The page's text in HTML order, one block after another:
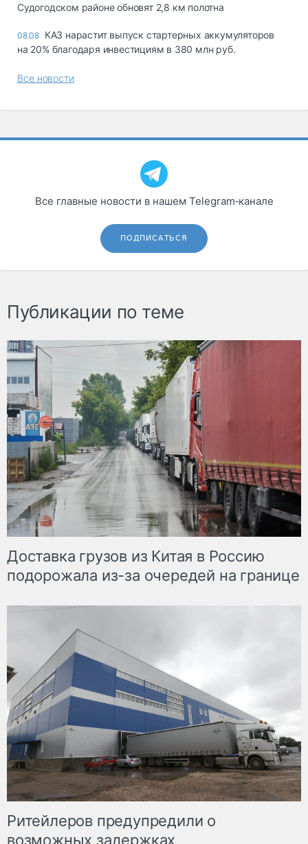
Судогодском районе обновят 2,8 км полотна
08.08 КАЗ нарастит выпуск стартерных аккумуляторов
на 20% благодаря инвестициям в 380 млн руб.
Все новости
Все главные новости в нашем Telegram‑канале
ПОДПИСАТЬСЯ
Публикации по теме
Доставка грузов из Китая в Россию
подорожала из-за очередей на границе
Ритейлеров предупредили о
возможных задержках